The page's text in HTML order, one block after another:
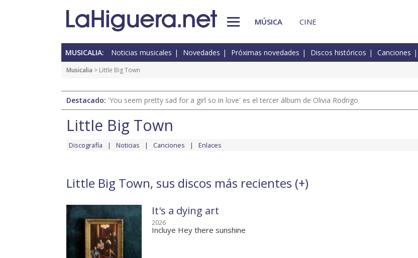
MÚSICA CINE
MUSICALIA: Noticias musicales Novedades Próximas novedades Discos históricos Canciones
Musicalia > Little Big Town
Destacado: 'You seem pretty sad for a girl so in love' es el tercer álbum de Olivia Rodrigo
Little Big Town
Discografía Noticias Canciones Enlaces
Little Big Town, sus discos más recientes (+)
It's a dying art
2026
Incluye Hey there sunshine